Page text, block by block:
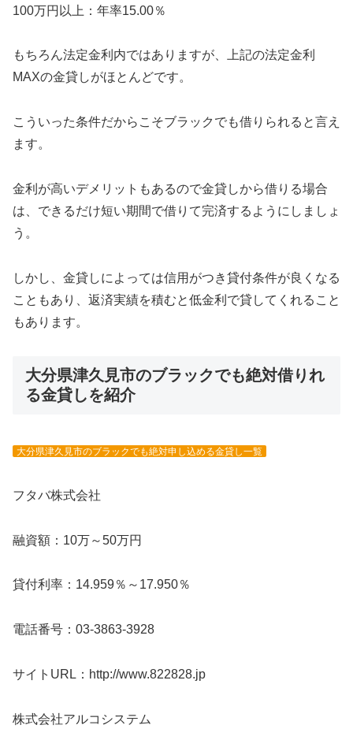
100万円以上：年率15.00％
もちろん法定金利内ではありますが、上記の法定金利
MAXの金貸しがほとんどです。
こういった条件だからこそブラックでも借りられると言え
ます。
金利が高いデメリットもあるので金貸しから借りる場合
は、できるだけ短い期間で借りて完済するようにしましょ
う。
しかし、金貸しによっては信用がつき貸付条件が良くなる
こともあり、返済実績を積むと低金利で貸してくれること
もあります。
大分県津久見市のブラックでも絶対借りれ
る金貸しを紹介
大分県津久見市のブラックでも絶対申し込める金貸し一覧
フタバ株式会社
融資額：10万～50万円
貸付利率：14.959％～17.950％
電話番号：03-3863-3928
サイトURL：http://www.822828.jp
株式会社アルコシステム